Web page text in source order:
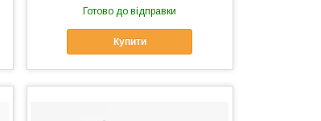
Готово до відправки
Купити